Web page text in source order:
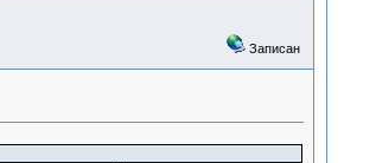
Записан